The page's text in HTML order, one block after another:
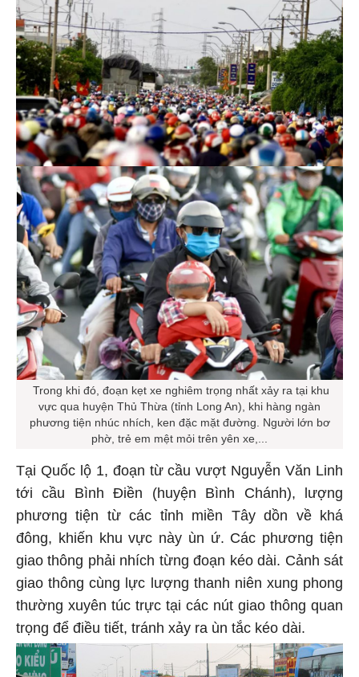
Trong khi đó, đoạn kẹt xe nghiêm trọng nhất xảy ra tại khu
vực qua huyện Thủ Thừa (tỉnh Long An), khi hàng ngàn
phương tiện nhúc nhích, ken đặc mặt đường. Người lớn bơ
phờ, trẻ em mệt mỏi trên yên xe,...
Tại Quốc lộ 1, đoạn từ cầu vượt Nguyễn Văn Linh
tới cầu Bình Điền (huyện Bình Chánh), lượng
phương tiện từ các tỉnh miền Tây dồn về khá
đông, khiến khu vực này ùn ứ. Các phương tiện
giao thông phải nhích từng đoạn kéo dài. Cảnh sát
giao thông cùng lực lượng thanh niên xung phong
thường xuyên túc trực tại các nút giao thông quan
trọng để điều tiết, tránh xảy ra ùn tắc kéo dài.